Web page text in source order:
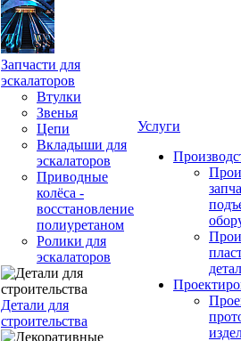
Запчасти для
эскалаторов
Втулки
Звенья
Цепи
Вкладыши для
эскалаторов
Приводные
колёса -
восстановление
полиуретаном
Ролики для
эскалаторов
Детали для
строительства
Услуги